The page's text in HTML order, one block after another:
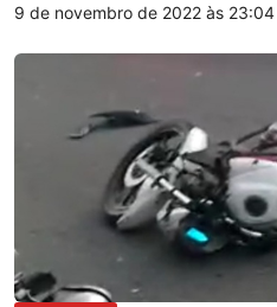
9 de novembro de 2022 às 23:04